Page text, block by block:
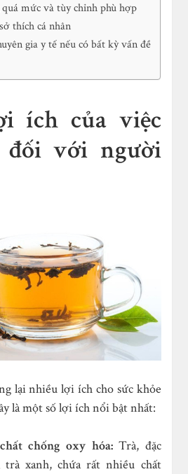
mức và tùy chỉnh phù hợp
thích cá nhân
gia y tế nếu có bất kỳ vấn đề
ích của việc
với người
lại nhiều lợi ích cho sức khỏe
là một số lợi ích nổi bật nhất:
chống oxy hóa:Trà, đặc
xanh, chứa rất nhiều chất